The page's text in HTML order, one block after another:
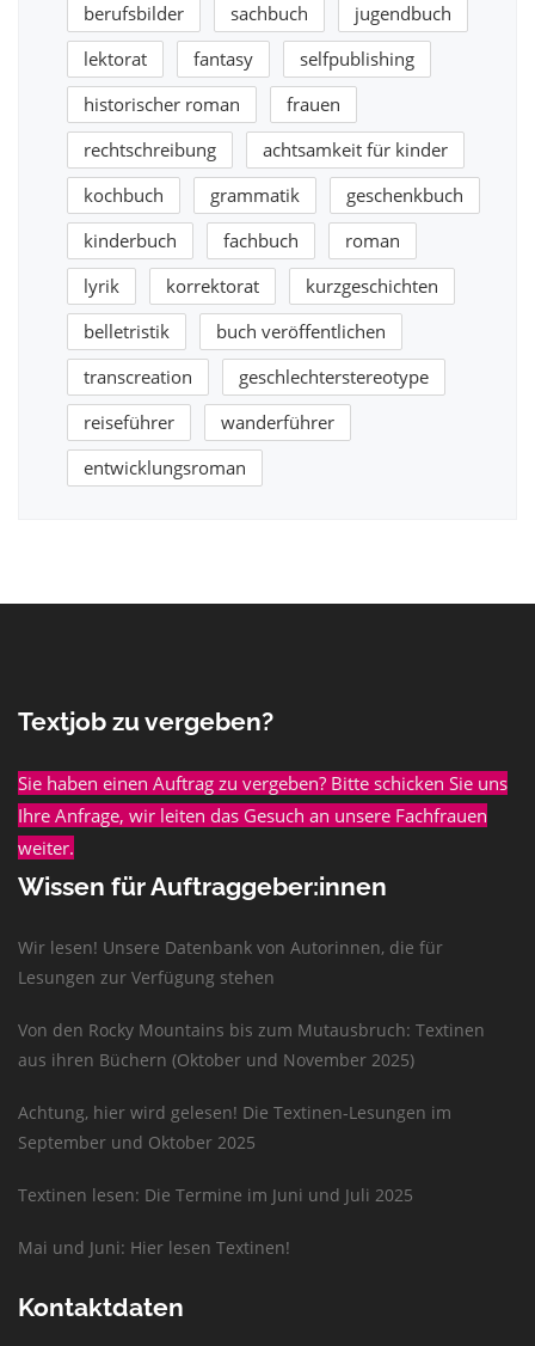
berufsbilder
sachbuch
jugendbuch
lektorat
fantasy
selfpublishing
historischer roman
frauen
rechtschreibung
achtsamkeit für kinder
kochbuch
grammatik
geschenkbuch
kinderbuch
fachbuch
roman
lyrik
korrektorat
kurzgeschichten
belletristik
buch veröffentlichen
transcreation
geschlechterstereotype
reiseführer
wanderführer
entwicklungsroman
Textjob zu vergeben?
Sie haben einen Auftrag zu vergeben? Bitte schicken Sie uns
Ihre Anfrage, wir leiten das Gesuch an unsere Fachfrauen
weiter.
Wissen für Auftraggeber:innen
Wir lesen! Unsere Datenbank von Autorinnen, die für
Lesungen zur Verfügung stehen
Von den Rocky Mountains bis zum Mutausbruch: Textinen
aus ihren Büchern (Oktober und November 2025)
Achtung, hier wird gelesen! Die Textinen-Lesungen im
September und Oktober 2025
Textinen lesen: Die Termine im Juni und Juli 2025
Mai und Juni: Hier lesen Textinen!
Kontaktdaten